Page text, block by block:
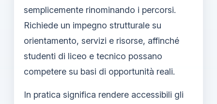
semplicemente rinominando i percorsi.
Richiede un impegno strutturale su
orientamento, servizi e risorse, affinché
studenti di liceo e tecnico possano
competere su basi di opportunità reali.
In pratica significa rendere accessibili gli